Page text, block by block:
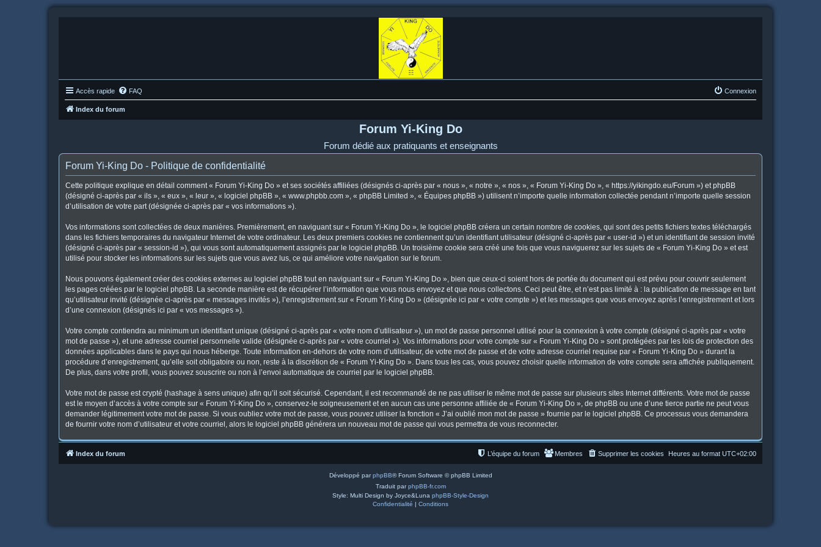
Accès rapide FAQ Connexion
Index du forum
Forum Yi-King Do
Forum dédié aux pratiquants et enseignants
Forum Yi-King Do - Politique de confidentialité
Cette politique explique en détail comment « Forum Yi-King Do » et ses sociétés affiliées (désignés ci-après par « nous », « notre », « nos », « Forum Yi-King Do », « https://yikingdo.eu/Forum ») et phpBB
(désigné ci-après par « ils », « eux », « leur », « logiciel phpBB », « www.phpbb.com », « phpBB Limited », « Équipes phpBB ») utilisent n’importe quelle information collectée pendant n’importe quelle session
d’utilisation de votre part (désignée ci-après par « vos informations »).
Vos informations sont collectées de deux manières. Premièrement, en naviguant sur « Forum Yi-King Do », le logiciel phpBB créera un certain nombre de cookies, qui sont des petits fichiers textes téléchargés
dans les fichiers temporaires du navigateur Internet de votre ordinateur. Les deux premiers cookies ne contiennent qu’un identifiant utilisateur (désigné ci-après par « user-id ») et un identifiant de session invité
(désigné ci-après par « session-id »), qui vous sont automatiquement assignés par le logiciel phpBB. Un troisième cookie sera créé une fois que vous naviguerez sur les sujets de « Forum Yi-King Do » et est
utilisé pour stocker les informations sur les sujets que vous avez lus, ce qui améliore votre navigation sur le forum.
Nous pouvons également créer des cookies externes au logiciel phpBB tout en naviguant sur « Forum Yi-King Do », bien que ceux-ci soient hors de portée du document qui est prévu pour couvrir seulement
les pages créées par le logiciel phpBB. La seconde manière est de récupérer l’information que vous nous envoyez et que nous collectons. Ceci peut être, et n’est pas limité à : la publication de message en tant
qu’utilisateur invité (désignée ci-après par « messages invités »), l’enregistrement sur « Forum Yi-King Do » (désignée ici par « votre compte ») et les messages que vous envoyez après l’enregistrement et lors
d’une connexion (désignés ici par « vos messages »).
Votre compte contiendra au minimum un identifiant unique (désigné ci-après par « votre nom d’utilisateur »), un mot de passe personnel utilisé pour la connexion à votre compte (désigné ci-après par « votre
mot de passe »), et une adresse courriel personnelle valide (désignée ci-après par « votre courriel »). Vos informations pour votre compte sur « Forum Yi-King Do » sont protégées par les lois de protection des
données applicables dans le pays qui nous héberge. Toute information en-dehors de votre nom d’utilisateur, de votre mot de passe et de votre adresse courriel requise par « Forum Yi-King Do » durant la
procédure d’enregistrement, qu’elle soit obligatoire ou non, reste à la discrétion de « Forum Yi-King Do ». Dans tous les cas, vous pouvez choisir quelle information de votre compte sera affichée publiquement.
De plus, dans votre profil, vous pouvez souscrire ou non à l’envoi automatique de courriel par le logiciel phpBB.
Votre mot de passe est crypté (hashage à sens unique) afin qu’il soit sécurisé. Cependant, il est recommandé de ne pas utiliser le même mot de passe sur plusieurs sites Internet différents. Votre mot de passe
est le moyen d’accès à votre compte sur « Forum Yi-King Do », conservez-le soigneusement et en aucun cas une personne affiliée de « Forum Yi-King Do », de phpBB ou une d’une tierce partie ne peut vous
demander légitimement votre mot de passe. Si vous oubliez votre mot de passe, vous pouvez utiliser la fonction « J’ai oublié mon mot de passe » fournie par le logiciel phpBB. Ce processus vous demandera
de fournir votre nom d’utilisateur et votre courriel, alors le logiciel phpBB générera un nouveau mot de passe qui vous permettra de vous reconnecter.
Index du forum Heures au format UTC+02:00
Supprimer les cookies
Membres
L’équipe du forum
Développé parphpBB® Forum Software © phpBB Limited
Traduit parphpBB-fr.com
Style: Multi Design by Joyce&Luna phpBB-Style-Design
Confidentialité | Conditions